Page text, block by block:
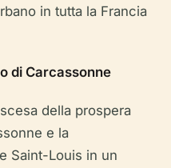
in tutta la Francia
di Carcassonne
della prospera
e la
Saint-Louis in un